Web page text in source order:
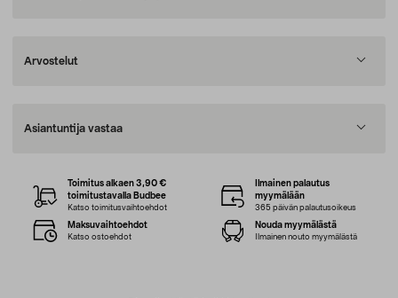
Arvostelut
Asiantuntija vastaa
Toimitus alkaen 3,90 €
toimitustavalla Budbee
Katso toimitusvaihtoehdot
Ilmainen palautus
myymälään
365 päivän palautusoikeus
Maksuvaihtoehdot
Katso ostoehdot
Nouda myymälästä
Ilmainen nouto myymälästä